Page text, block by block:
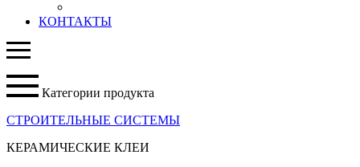
КОНТАКТЫ
Категории продукта
СТРОИТЕЛЬНЫЕ СИСТЕМЫ
КЕРАМИЧЕСКИЕ КЛЕИ